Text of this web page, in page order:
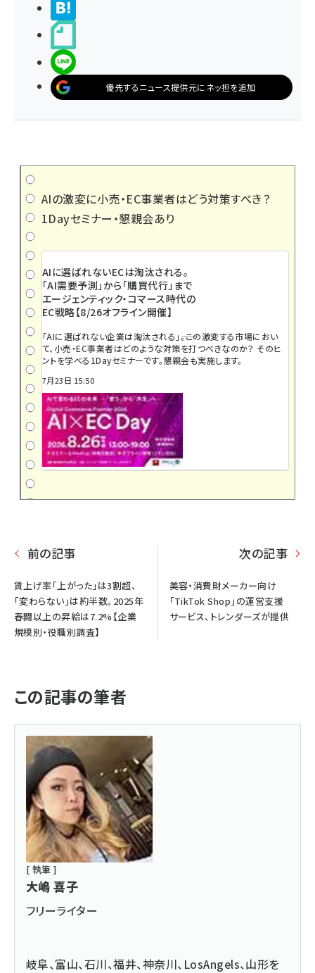
優先するニュース提供元にネッ担を追加
AIの激変に小売・EC事業者はどう対策すべき？
1Dayセミナー・懇親会あり
AIに選ばれないECは淘汰される。
「AI需要予測」から「購買代行」まで
エージェンティック・コマース時代の
EC戦略【8/26オフライン開催】
「AIに選ばれない企業は淘汰される」――。この激変する市場におい
て、小売・EC事業者はどのような対策を打つべきなのか？ そのヒ
ントを学べる1Dayセミナーです。懇親会も実施します。
7月23日 15:50
前の記事
賃上げ率「上がった」は3割超、
「変わらない」は約半数。2025年
春闘以上の昇給は7.2%【企業
規模別・役職別調査】
次の記事
美容・消費財メーカー向け
「TikTok Shop」の運営支援
サービス、トレンダーズが提供
この記事の筆者
[ 執筆 ]
大嶋 喜子
フリーライター
岐阜、富山、石川、福井、神奈川、LosAngels、山形を